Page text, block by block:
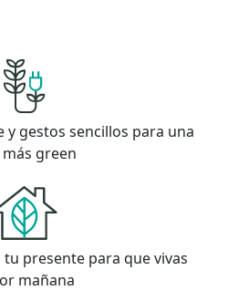
gestos sencillos para una
green
presente para que vivas
mañana